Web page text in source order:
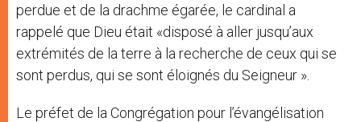
perdue et de la drachme égarée, le cardinal a
rappelé que Dieu était «disposé à aller jusqu’aux
extrémités de la terre à la recherche de ceux qui se
sont perdus, qui se sont éloignés du Seigneur ».
Le préfet de la Congrégation pour l’évangélisation